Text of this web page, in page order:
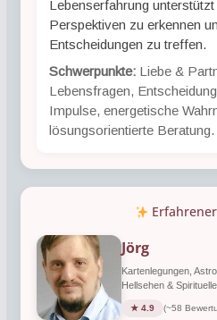
Lebenserfahrung
Perspektiven zu erkennen
Entscheidungen zu treffen.
Schwerpunkte:Liebe &
Lebensfragen,
Impulse, energetische
lösungsorientierte Beratung.
Jörg
Kartenlegungen,
Hellsehen &
★ 4.9 (~58